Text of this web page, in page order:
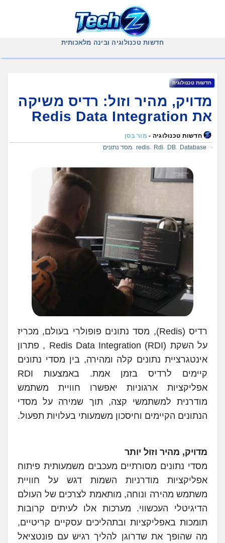
חדשות טכנולוגיה ובינה מלאכותית
חדשות טכנולוגיה
מדויק, מהיר וזול: רדיס משיקה
את Redis Data Integration
חדשות טכנולוגיה - מור בסן
Database
DB
Rdi
redis מסד נתונים
רדיס (Redis), מסד נתונים פופולרי בעולם, מכריז
על השקת (Redis Data Integration (RDI , פתרון
אינטגרציית נתונים קלה ומהירה, בין מסדי נתונים
קיימים לרדיס בזמן אמת. באמצעות RDI
אפליקציות ארגוניות יאפשרו חוויית משתמש
מודרנית למשתמשי קצה, תוך שמירה על מסדי
הנתונים הקיימים וחיסכון משמעותי בעלויות תפעול.
מדויק, מהיר וזול יותר
מסדי נתונים מסורתיים מעכבים משמעותית פיתוח
אפליקציות מודרניות השמות דגש על חוויית
משתמש מהירה ונוחה, מותאמת לצרכים של העולם
הדיגיטלי העכשווי. מערכות אלו לעיתים קרובות
תומכות באפליקציות ובתהליכים עסקיים קריטיים,
מה שהופך את שדרוגן להליך רגיש עם פונטציאל